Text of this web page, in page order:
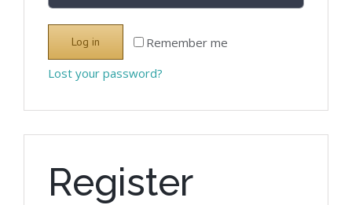
Remember me
Log in
Lost your password?
Register